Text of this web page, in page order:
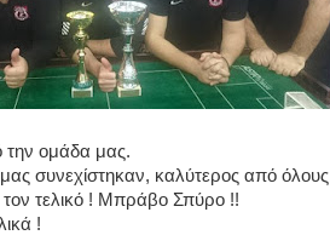
την ομάδα μας.
μας συνεχίστηκαν, καλύτερος από όλους
τελικό ! Μπράβο Σπύρο !!
!